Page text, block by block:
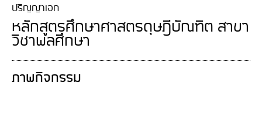
ปริญญาเอก
หลักสูตรศึกษาศาสตรดุษฎีบัณฑิต สาขา
วิชาพลศึกษา
ภาพกิจกรรม